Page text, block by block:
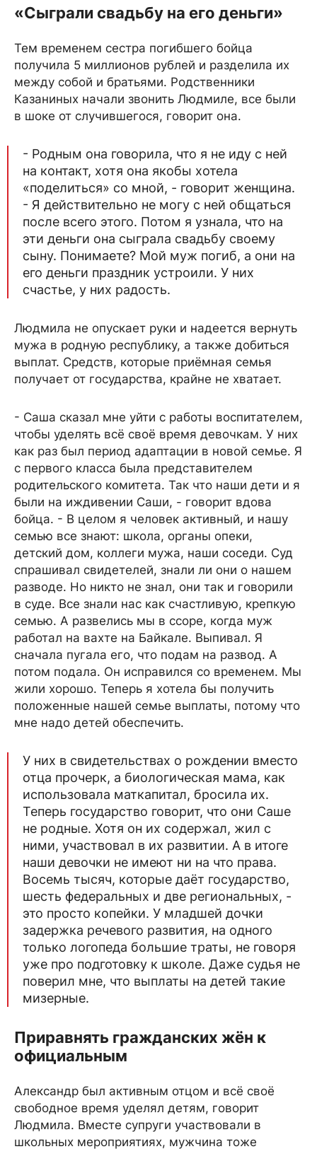
«Сыграли свадьбу на его деньги»
Тем временем сестра погибшего бойца
получила 5 миллионов рублей и разделила их
между собой и братьями. Родственники
Казаниных начали звонить Людмиле, все были
в шоке от случившегося, говорит она.
- Родным она говорила, что я не иду с ней
на контакт, хотя она якобы хотела
«поделиться» со мной, - говорит женщина.
- Я действительно не могу с ней общаться
после всего этого. Потом я узнала, что на
эти деньги она сыграла свадьбу своему
сыну. Понимаете? Мой муж погиб, а они на
его деньги праздник устроили. У них
счастье, у них радость.
Людмила не опускает руки и надеется вернуть
мужа в родную республику, а также добиться
выплат. Средств, которые приёмная семья
получает от государства, крайне не хватает.
- Саша сказал мне уйти с работы воспитателем,
чтобы уделять всё своё время девочкам. У них
как раз был период адаптации в новой семье. Я
с первого класса была представителем
родительского комитета. Так что наши дети и я
были на иждивении Саши, - говорит вдова
бойца. - В целом я человек активный, и нашу
семью все знают: школа, органы опеки,
детский дом, коллеги мужа, наши соседи. Суд
спрашивал свидетелей, знали ли они о нашем
разводе. Но никто не знал, они так и говорили
в суде. Все знали нас как счастливую, крепкую
семью. А развелись мы в ссоре, когда муж
работал на вахте на Байкале. Выпивал. Я
сначала пугала его, что подам на развод. А
потом подала. Он исправился со временем. Мы
жили хорошо. Теперь я хотела бы получить
положенные нашей семье выплаты, потому что
мне надо детей обеспечить.
У них в свидетельствах о рождении вместо
отца прочерк, а биологическая мама, как
использовала маткапитал, бросила их.
Теперь государство говорит, что они Саше
не родные. Хотя он их содержал, жил с
ними, участвовал в их развитии. А в итоге
наши девочки не имеют ни на что права.
Восемь тысяч, которые даёт государство,
шесть федеральных и две региональных, -
это просто копейки. У младшей дочки
задержка речевого развития, на одного
только логопеда большие траты, не говоря
уже про подготовку к школе. Даже судья не
поверил мне, что выплаты на детей такие
мизерные.
Приравнять гражданских жён к
официальным
Александр был активным отцом и всё своё
свободное время уделял детям, говорит
Людмила. Вместе супруги участвовали в
школьных мероприятиях, мужчина тоже